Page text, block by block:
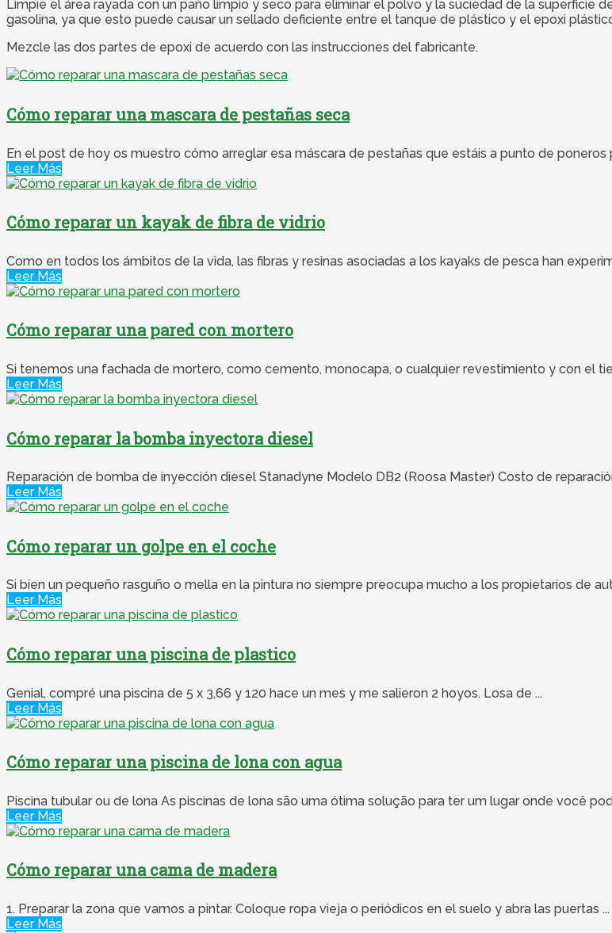
Limpie el área rayada con un paño limpio y seco para eliminar el polvo y la suciedad de la superficie
gasolina, ya que esto puede causar un sellado deficiente entre el tanque de plástico y el epoxi
Mezcle las dos partes de epoxi de acuerdo con las instrucciones del fabricante.
Cómo reparar una mascara de pestañas seca
En el post de hoy os muestro cómo arreglar esa máscara de pestañas que estáis a punto de poneros
Leer Más
Cómo reparar un kayak de fibra de vidrio
Como en todos los ámbitos de la vida, las fibras y resinas asociadas a los kayaks de pesca han
Leer Más
Cómo reparar una pared con mortero
Si tenemos una fachada de mortero, como cemento, monocapa, o cualquier revestimiento y con el
Leer Más
Cómo reparar la bomba inyectora diesel
Reparación de bomba de inyección diesel Stanadyne Modelo DB2 (Roosa Master) Costo de
Leer Más
Cómo reparar un golpe en el coche
Si bien un pequeño rasguño o mella en la pintura no siempre preocupa mucho a los propietarios de
Leer Más
Cómo reparar una piscina de plastico
Genial, compré una piscina de 5 x 3,66 y 120 hace un mes y me salieron 2 hoyos. Losa de ...
Leer Más
Cómo reparar una piscina de lona con agua
Piscina tubular ou de lona As piscinas de lona são uma ótima solução para ter um lugar onde você
Leer Más
Cómo reparar una cama de madera
1. Preparar la zona que vamos a pintar. Coloque ropa vieja o periódicos en el suelo y abra las puertas ...
Leer Más